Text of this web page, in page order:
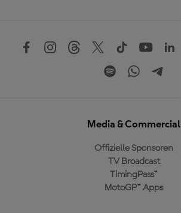
Media & Commercial
Offizielle Sponsoren
TV Broadcast
TimingPass™
MotoGP™ Apps